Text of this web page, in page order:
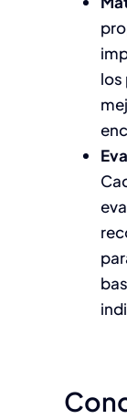
los